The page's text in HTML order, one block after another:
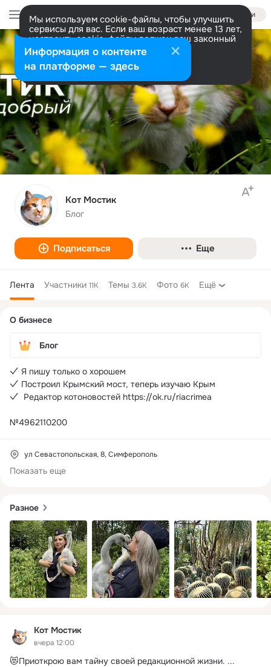
Войти
Мы используем cookie-файлы, чтобы улучшить
сервисы для вас. Если ваш возраст менее 13 лет,
настроить cookie-файлы должен ваш законный
представитель. Больше информации
Разрешить все Настроить
Кот Мостик
Блог
Подписаться Еще
Лента Участники 11K Темы 3.6K Фото 6K Ещё
Разное
Кот Мостик
вчера 12:00
😻Приоткрою вам тайну своей редакционной жизни. ...
колонка
О бизнесе
Блог
✓ Я пишу только о хорошем
✓ Построил Крымский мост, теперь изучаю Крым
✓  Редактор котоновостей https://ok.ru/riacrimea
№4962110200
ул Севастопольская, 8, Симферополь
Показать еще
Информация о контенте
на платформе — здесь